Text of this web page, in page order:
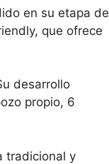
en su etapa de
que ofrece
desarrollo
propio, 6
tradicional y